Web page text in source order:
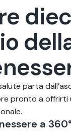
re diec
io dell
nesse
parta
pronto a
a 360°